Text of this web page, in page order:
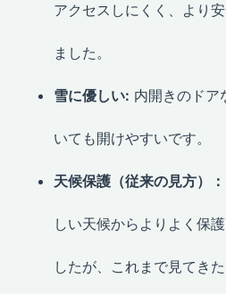
アクセスしにくく、より
ました。
雪に優しい: 内開きのドア
いても開けやすいです。
天候保護（従来の見方）：
しい天候からよりよく保
したが、これまで見てき